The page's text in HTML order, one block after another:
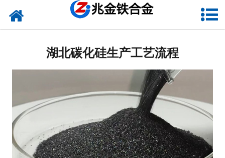
网站首页
湖北金属硅
湖北碳化硅
湖北铬铁
湖北碳化硅生产工艺流程